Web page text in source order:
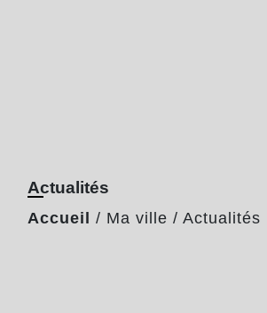
Actualités
Accueil / Ma ville / Actualités